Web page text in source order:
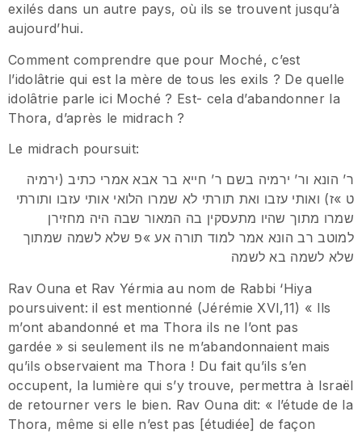
exilés dans un autre pays, où ils se trouvent jusqu’à
aujourd’hui.
Comment comprendre que pour Moché, c’est
l’idolâtrie qui est la mère de tous les exils ? De quelle
idolâtrie parle ici Moché ? Est- cela d’abandonner la
Thora, d’après le midrach ?
Le midrach poursuit:
ר’ הונא ור’ ירמיה בשם ר’ חייא בר אבא אמרי כתיב (ירמיה
ט »ז) ואותי עזבו ואת תורתי לא שמרו הלואי אותי עזבו ותורתי
שמרו מתוך שהיו מתעסקין בה המאור שבה היה מחזירן
למוטב רב הונא אמר למוד תורה אע »פ שלא לשמה שמתוך
שלא לשמה בא לשמה
Rav Ouna et Rav Yérmia au nom de Rabbi ‘Hiya
poursuivent: il est mentionné (Jérémie XVI,11) « Ils
m’ont abandonné et ma Thora ils ne l’ont pas
gardée » si seulement ils ne m’abandonnaient mais
qu’ils observaient ma Thora ! Du fait qu’ils s’en
occupent, la lumière qui s’y trouve, permettra à Israël
de retourner vers le bien. Rav Ouna dit: « l’étude de la
Thora, même si elle n’est pas [étudiée] de façon